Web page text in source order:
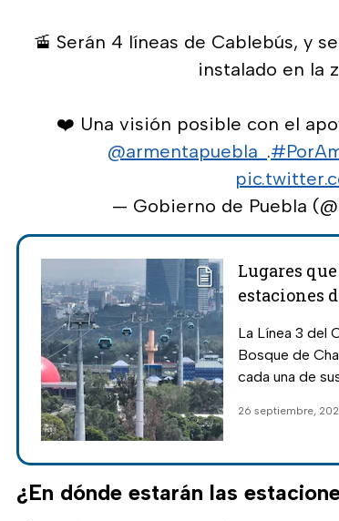
🚡 Serán 4 líneas de Cablebús, y
instalado en la
❤️ Una visión posible con el
@armentapuebla_ .
— Gobierno de Puebla
Lugares
estaciones
La Línea 3 del
Bosque de
cada una de
26 septiembre,
¿En dónde estarán las